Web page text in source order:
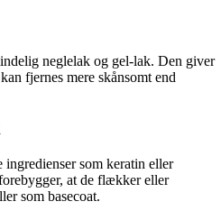
neglelak og gel-lak. Den giver
fjernes mere skånsomt end
som keratin eller
at de flækker eller
som basecoat.